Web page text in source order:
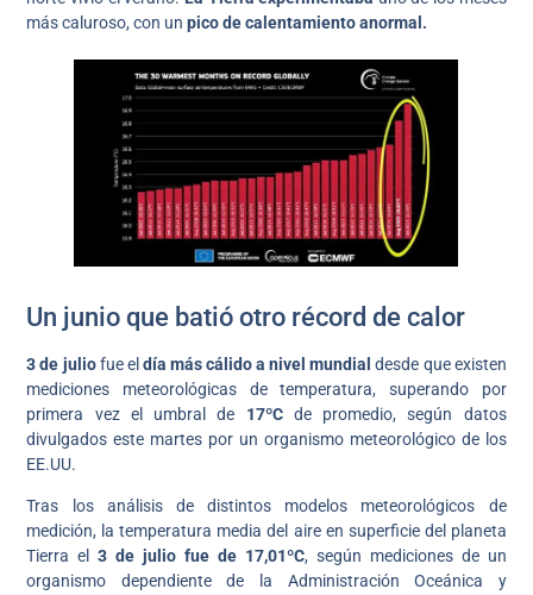
más caluroso, con unpico de calentamiento anormal.
Un junio que batió otro récord de calor
3 de juliofue el día más cálido a nivel mundialdesde que existen
mediciones meteorológicas de temperatura, superando por
primera vez el umbral de 17ºCde promedio, según datos
divulgados este martes por un organismo meteorológico de los
EE.UU.
Tras los análisis de distintos modelos meteorológicos de
medición, la temperatura media del aire en superficie del planeta
Tierra el
3 de julio fue de 17,01ºC, según mediciones de un
organismo dependiente de la Administración Oceánica y